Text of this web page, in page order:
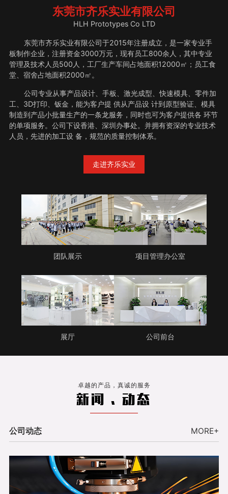
东莞市齐乐实业有限公司
HLH Prototypes Co LTD
东莞市齐乐实业有限公司于2015年注册成立，是一家专业手
板制作企业，注册资金3000万元，现有员工800余人，其中专业
管理及技术人员500人，工厂生产车间占地面积12000㎡；员工食
堂、宿舍占地面积2000㎡。
公司专业从事产品设计、手板、激光成型、快速模具、零件加
工、3D打印、钣金，能为客户提 供从产品设 计到原型验证、模具
制造到产品小批量生产的一条龙服务，同时也可为客户提供各 环节
的单项服务。公司下设香港、深圳办事处。并拥有资深的专业技术
人员，先进的加工设 备，规范的质量控制体系。
走进齐乐实业
团队展示 项目管理办公室
展厅 公司前台
卓越的产品，真诚的服务
新闻 . 动态
公司动态 MORE+